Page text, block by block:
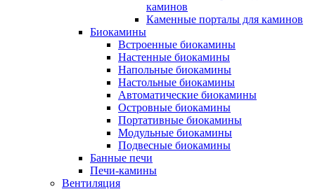
каминов
Каменные порталы для каминов
Биокамины
Встроенные биокамины
Настенные биокамины
Напольные биокамины
Настольные биокамины
Автоматические биокамины
Островные биокамины
Портативные биокамины
Модульные биокамины
Подвесные биокамины
Банные печи
Печи-камины
Вентиляция